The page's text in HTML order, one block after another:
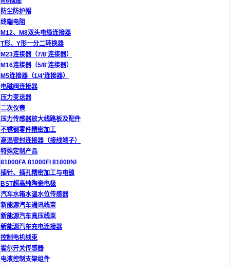
防尘防护帽
终端电阻
M12、M8双头电缆连接器
T形、Y形一分二转换器
M23连接器（7/8'连接器）
M16连接器（5/8'连接器）
M5连接器（1/4'连接器）
电磁阀连接器
压力变送器
二次仪表
压力传感器放大线路板及配件
不锈钢零件精密加工
高温密封连接器（接线端子）
特殊定制产品
81000FA 81000FI 81000NI
插针、插孔精密加工与电镀
BST超高纯陶瓷电极
汽车水箱水温水位传感器
新能源汽车通讯线束
新能源汽车高压线束
新能源汽车充电连接器
控制电机线束
霍尔开关传感器
电液控制支架组件